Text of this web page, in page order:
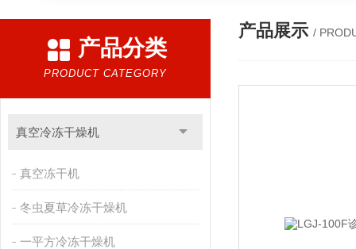
产品分类
PRODUCT CATEGORY
真空冷冻干燥机
真空冻干机
冬虫夏草冷冻干燥机
一平方冷冻干燥机
产品展示 /